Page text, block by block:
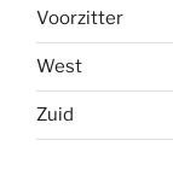
Voorzitter
West
Zuid